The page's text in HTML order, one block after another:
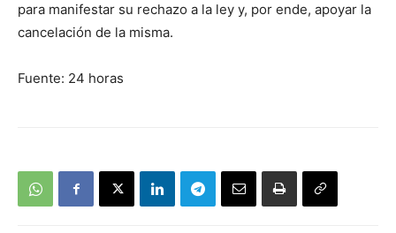
para manifestar su rechazo a la ley y, por ende, apoyar la
cancelación de la misma.
Fuente: 24 horas